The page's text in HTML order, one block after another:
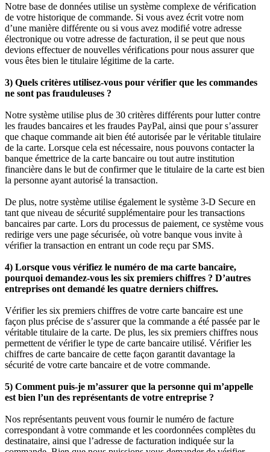
Notre base de données utilise un système complexe de vérification
de votre historique de commande. Si vous avez écrit votre nom
d’une manière différente ou si vous avez modifié votre adresse
électronique ou votre adresse de facturation, il se peut que nous
devions effectuer de nouvelles vérifications pour nous assurer que
vous êtes bien le titulaire légitime de la carte.
3) Quels critères utilisez-vous pour vérifier que les commandes
ne sont pas frauduleuses ?
Notre système utilise plus de 30 critères différents pour lutter contre
les fraudes bancaires et les fraudes PayPal, ainsi que pour s’assurer
que chaque commande ait bien été autorisée par le véritable titulaire
de la carte. Lorsque cela est nécessaire, nous pouvons contacter la
banque émettrice de la carte bancaire ou tout autre institution
financière dans le but de confirmer que le titulaire de la carte est bien
la personne ayant autorisé la transaction.
De plus, notre système utilise également le système 3-D Secure en
tant que niveau de sécurité supplémentaire pour les transactions
bancaires par carte. Lors du processus de paiement, ce système vous
redirige vers une page sécurisée, où votre banque vous invite à
vérifier la transaction en entrant un code reçu par SMS.
4) Lorsque vous vérifiez le numéro de ma carte bancaire,
pourquoi demandez-vous les six premiers chiffres ? D’autres
entreprises ont demandé les quatre derniers chiffres.
Vérifier les six premiers chiffres de votre carte bancaire est une
façon plus précise de s’assurer que la commande a été passée par le
véritable titulaire de la carte. De plus, les six premiers chiffres nous
permettent de vérifier le type de carte bancaire utilisé. Vérifier les
chiffres de carte bancaire de cette façon garantit davantage la
sécurité de votre carte bancaire et de votre commande.
5) Comment puis-je m’assurer que la personne qui m’appelle
est bien l’un des représentants de votre entreprise ?
Nos représentants peuvent vous fournir le numéro de facture
correspondant à votre commande et les coordonnées complètes du
destinataire, ainsi que l’adresse de facturation indiquée sur la